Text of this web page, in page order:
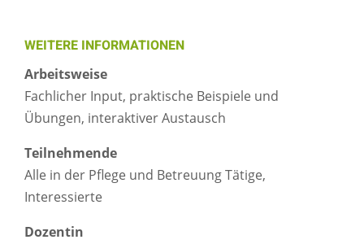
WEITERE INFORMATIONEN
Arbeitsweise
Fachlicher Input, praktische Beispiele und
Übungen, interaktiver Austausch
Teilnehmende
Alle in der Pflege und Betreuung Tätige,
Interessierte
Dozentin